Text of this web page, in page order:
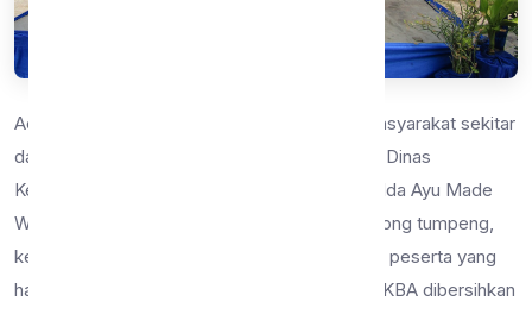
Acara dimulai dengan sambutan dari tokoh masyarakat sekitar
dan dilanjutkan dengan sambutan oleh Kepala Dinas
Kebudayaan dan Pariwisata Kota Malang, Ibu Ida Ayu Made
Wahyuni, SH. M.Si. Setelah sambutan dan potong tumpeng,
kegiatan bersih-bersihpun dimulai oleh semua peserta yang
hadir. mulai dari ujung depan hingga belakang KBA dibersihkan